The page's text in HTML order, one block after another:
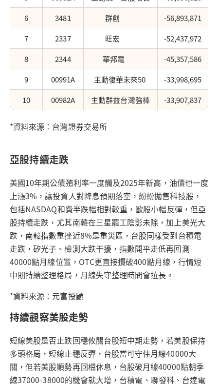
6
3481 群創
-56,893,871
7
2337 旺宏
-52,437,972
8
2344 華邦電
-45,357,586
9
00991A 主動復華未來50
-33,998,695
10
00982A 主動群益台灣強棒 -33,907,837
*資料來源：台灣證券交易所
亞股持續走跌
美國10年期公債殖利率一度觸及2025年新高，油價也一度
上漲3%，讓投資人對降息預期落空，紛紛拋售科技股，
包括NASDAQ和費半跌幅相對較重，歐股小幅反彈，但亞
股持續走跌，尤其南韓在三星罷工陰影未除，加上美光大
跌，南韓指數重挫近8%是重災區，台股同樣受到台積電
走跌，矽光子、檢測大跌干擾，指數開平走低再回測
40000點月線位置，OTC更直接摜破400點月線，行情短
中期持續整理格局，月線失守整理時間會拉長。
*資料來源：元富投顧
持續觀察美股走勢
短線美股是否止跌回穩攸關台股短中期走勢，若美股保持
多頭格局，短線止穩反彈，台股當可守住月線40000大
關，但若美股順勢再回檔休息，台股破月線40000點朝季
線37000-38000的機會就大增，台積電、聯發科、台達電